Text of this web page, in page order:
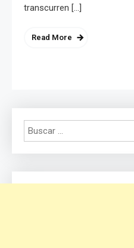
transcurren […]
Read More